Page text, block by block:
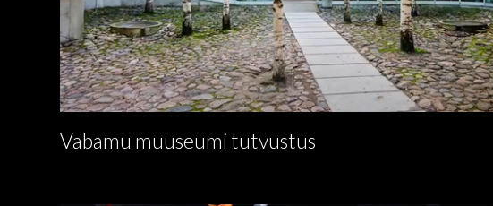
Vabamu muuseumi tutvustus